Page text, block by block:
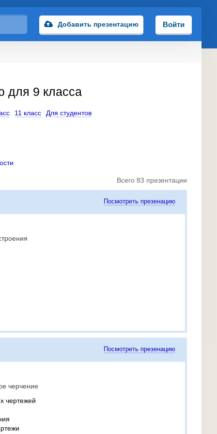
Добавить презентацию Войти
для 9 класса
11 класс Для студентов
Всего 83 презентации
Посмотреть презенацию
Посмотреть презенацию
черчение
чертежей